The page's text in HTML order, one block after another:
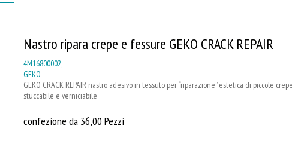
Nastro ripara crepe e fessure GEKO CRACK REPAIR
4M16800002
GEKO
GEKO CRACK REPAIR nastro adesivo in tessuto per “riparazione” estetica di piccole
stuccabile e verniciabile
confezione da 36,00 Pezzi